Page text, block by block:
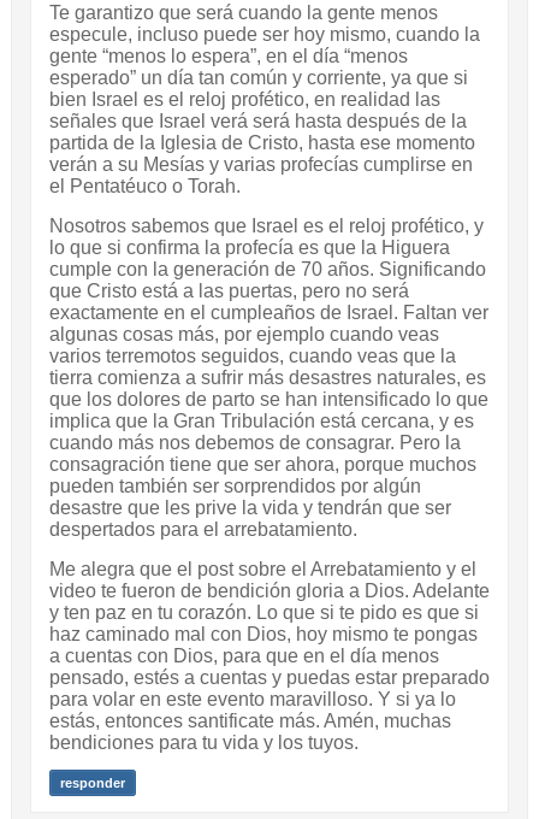
Te garantizo que será cuando la gente menos
especule, incluso puede ser hoy mismo, cuando la
gente “menos lo espera”, en el día “menos
esperado” un día tan común y corriente, ya que si
bien Israel es el reloj profético, en realidad las
señales que Israel verá será hasta después de la
partida de la Iglesia de Cristo, hasta ese momento
verán a su Mesías y varias profecías cumplirse en
el Pentatéuco o Torah.
Nosotros sabemos que Israel es el reloj profético, y
lo que si confirma la profecía es que la Higuera
cumple con la generación de 70 años. Significando
que Cristo está a las puertas, pero no será
exactamente en el cumpleaños de Israel. Faltan ver
algunas cosas más, por ejemplo cuando veas
varios terremotos seguidos, cuando veas que la
tierra comienza a sufrir más desastres naturales, es
que los dolores de parto se han intensificado lo que
implica que la Gran Tribulación está cercana, y es
cuando más nos debemos de consagrar. Pero la
consagración tiene que ser ahora, porque muchos
pueden también ser sorprendidos por algún
desastre que les prive la vida y tendrán que ser
despertados para el arrebatamiento.
Me alegra que el post sobre el Arrebatamiento y el
video te fueron de bendición gloria a Dios. Adelante
y ten paz en tu corazón. Lo que si te pido es que si
haz caminado mal con Dios, hoy mismo te pongas
a cuentas con Dios, para que en el día menos
pensado, estés a cuentas y puedas estar preparado
para volar en este evento maravilloso. Y si ya lo
estás, entonces santificate más. Amén, muchas
bendiciones para tu vida y los tuyos.
responder